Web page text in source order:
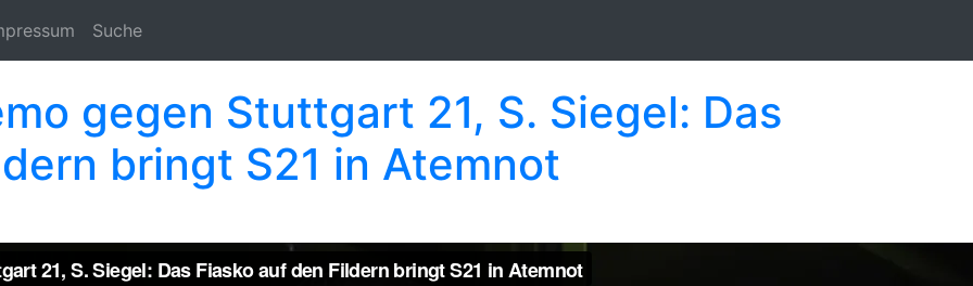
Suche
gegen Stuttgart 21, S. Siegel: Das
bringt S21 in Atemnot